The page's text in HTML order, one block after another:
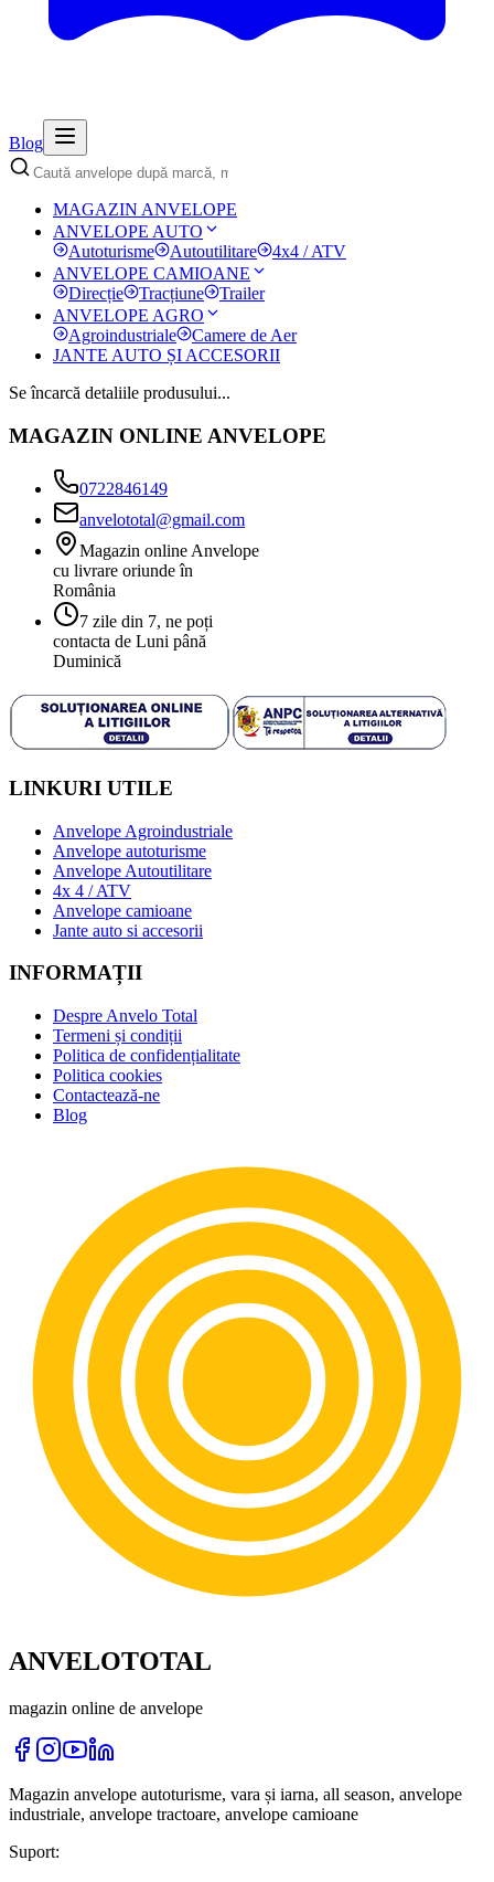
Blog
MAGAZIN ANVELOPE
ANVELOPE AUTO
Autoturisme
Autoutilitare
4x4 / ATV
ANVELOPE CAMIOANE
Direcție
Tracțiune
Trailer
ANVELOPE AGRO
Agroindustriale
Camere de Aer
JANTE AUTO ȘI ACCESORII
Se încarcă detaliile produsului...
MAGAZIN ONLINE ANVELOPE
0722846149
anvelototal@gmail.com
Magazin online Anvelope
cu livrare oriunde în
România
7 zile din 7, ne poți
contacta de Luni până
Duminică
LINKURI UTILE
Anvelope Agroindustriale
Anvelope autoturisme
Anvelope Autoutilitare
4x 4 / ATV
Anvelope camioane
Jante auto si accesorii
INFORMAȚII
Despre Anvelo Total
Termeni și condiții
Politica de confidențialitate
Politica cookies
Contactează-ne
Blog
ANVELOTOTAL
magazin online de anvelope
Magazin anvelope autoturisme, vara și iarna, all season, anvelope
industriale, anvelope tractoare, anvelope camioane
Suport: